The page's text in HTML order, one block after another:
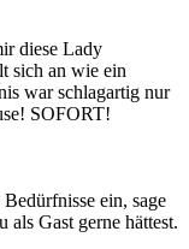
diese Lady
sich an wie ein
war schlagartig nur
SOFORT!
ein, sage
Gast gerne hättest.